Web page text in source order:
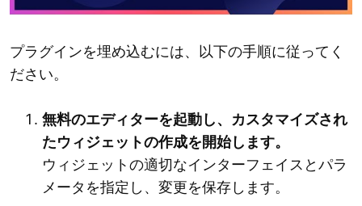
プラグインを埋め込むには、以下の手順に従ってく
ださい。
無料のエディターを起動し、カスタマイズされ
たウィジェットの作成を開始します。
ウィジェットの適切なインターフェイスとパラ
メータを指定し、変更を保存します。